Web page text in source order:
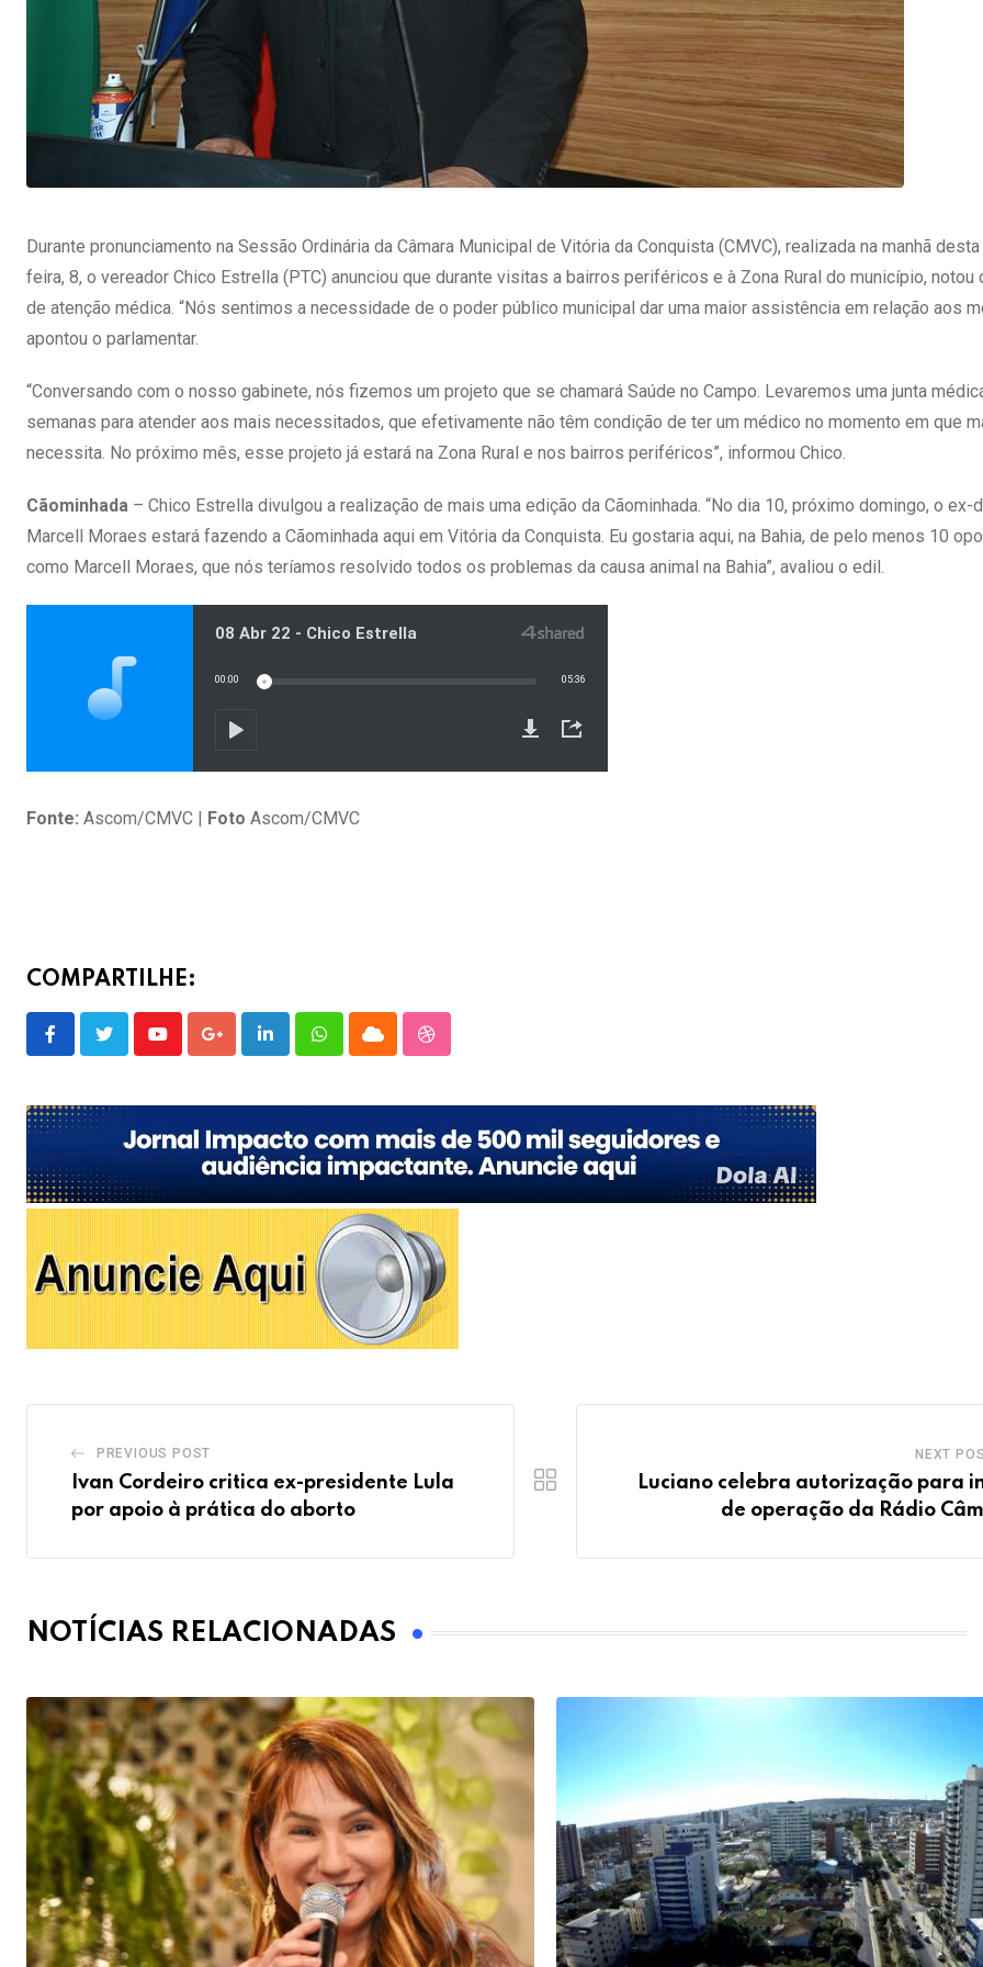
Durante pronunciamento na Sessão Ordinária da Câmara Municipal de Vitória da Conquista (CMVC), realizada na manhã
feira, 8, o vereador Chico Estrella (PTC) anunciou que durante visitas a bairros periféricos e à Zona Rural do município, notou
de atenção médica. “Nós sentimos a necessidade de o poder público municipal dar uma maior assistência em relação aos
apontou o parlamentar.
“Conversando com o nosso gabinete, nós fizemos um projeto que se chamará Saúde no Campo. Levaremos uma junta
semanas para atender aos mais necessitados, que efetivamente não têm condição de ter um médico no momento em que
necessita. No próximo mês, esse projeto já estará na Zona Rural e nos bairros periféricos”, informou Chico.
Cãominhada – Chico Estrella divulgou a realização de mais uma edição da Cãominhada. “No dia 10, próximo domingo, o ex-
Marcell Moraes estará fazendo a Cãominhada aqui em Vitória da Conquista. Eu gostaria aqui, na Bahia, de pelo menos 10
como Marcell Moraes, que nós teríamos resolvido todos os problemas da causa animal na Bahia”, avaliou o edil.
Fonte: Ascom/CMVC | Foto Ascom/CMVC
COMPARTILHE:
YoutubeGoogle+LinkedInWhatsappCloud StumbleUpon
PREVIOUS POST
Ivan Cordeiro critica ex-presidente Lula
por apoio à prática do aborto
NEXT
Luciano celebra autorização para
de operação da Rádio
NOTÍCIAS RELACIONADAS